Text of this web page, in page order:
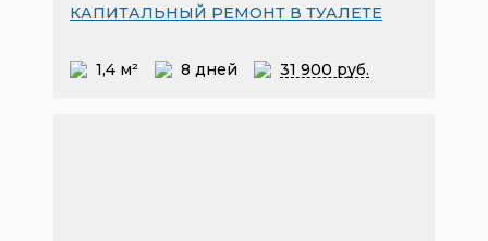
КАПИТАЛЬНЫЙ РЕМОНТ В ТУАЛЕТЕ
1,4 м² 8 дней 31 900 руб.